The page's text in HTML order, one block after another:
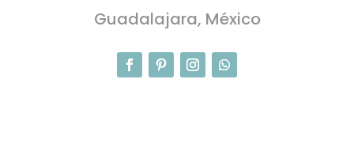
Guadalajara, México